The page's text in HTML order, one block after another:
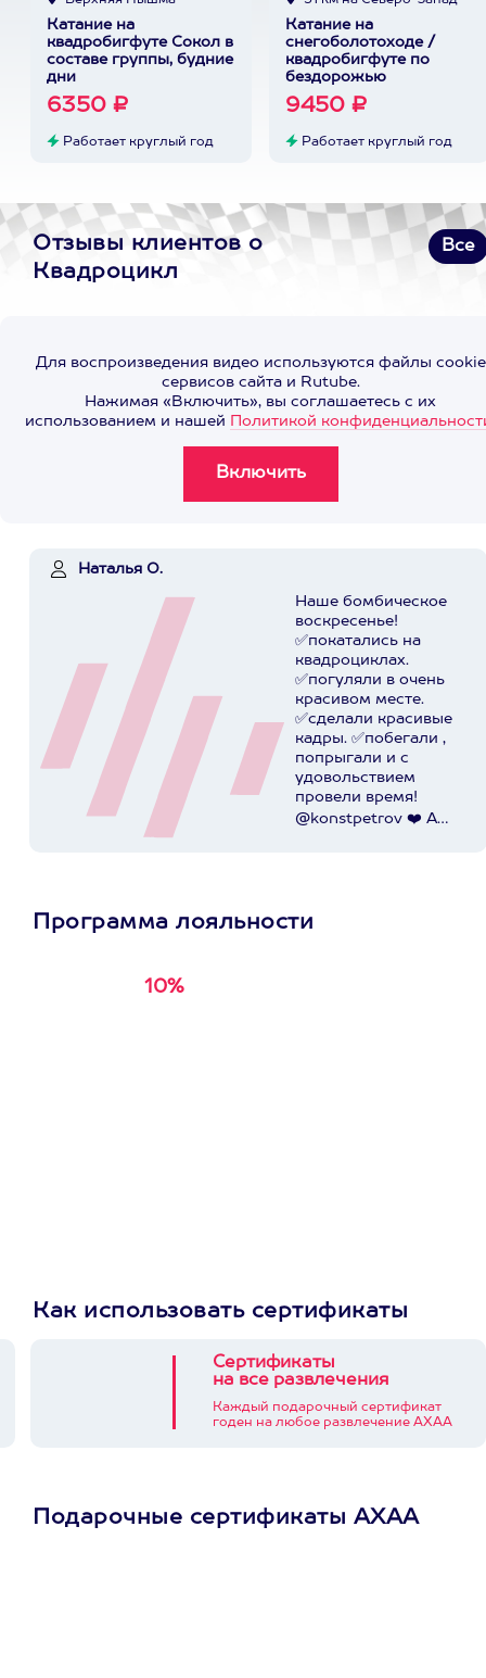
Катание на
квадробигфуте Сокол в
составе группы, будние
дни
6350 ₽
Работает круглый год
Катание на
снегоболотоходе /
квадробигфуте по
бездорожью
9450 ₽
Работает круглый год
Отзывы клиентов о
Квадроцикл
Все
Для воспроизведения видео используются файлы cookie
сервисов сайта и Rutube.
Нажимая «Включить», вы соглашаетесь с их
использованием и нашей Политикой
Наталья О.
Наше бомбическое
воскресенье!
✅покатались на
квадроциклах.
✅погуляли в очень
красивом месте.
✅сделали красивые
кадры. ✅побегали ,
попрыгали и с
удовольствием
провели время!
@konstpetrov ❤️ А
Программа лояльности
10%
Как использовать сертификаты
Сертификаты
на все развлечения
Каждый подарочный сертификат
годен на любое развлечение АХАА
Подарочные сертификаты АХАА